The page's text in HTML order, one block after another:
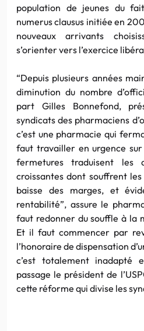
population de jeunes du
numerus clausus initiée en
nouveaux arrivants
s’orienter vers l’exercice
“Depuis plusieurs années
diminution du nombre
part Gilles Bonnefond,
syndicats des pharmaciens
c’est une pharmacie qui
faut travailler en urgence
fermetures traduisent les
croissantes dont souffrent
baisse des marges, et
rentabilité”, assure le
faut redonner du souffle à la
Et il faut commencer par
l’honoraire de dispensation
c’est totalement inadapté
passage le président de
cette réforme qui divise les